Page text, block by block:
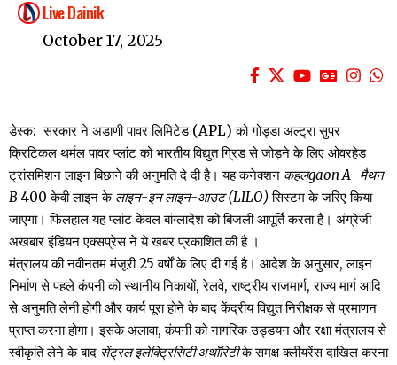
Live Dainik
October 17, 2025
डेस्क: सरकार ने अडाणी पावर लिमिटेड (APL) को गोड्डा अल्ट्रा सुपर
क्रिटिकल थर्मल पावर प्लांट को भारतीय विद्युत ग्रिड से जोड़ने के लिए ओवरहेड
ट्रांसमिशन लाइन बिछाने की अनुमति दे दी है। यह कनेक्शन कहलgaon A–मैथन
B 400 केवी लाइन के लाइन-इन लाइन-आउट (LILO)सिस्टम के जरिए किया
जाएगा। फिलहाल यह प्लांट केवल बांग्लादेश को बिजली आपूर्ति करता है। अंग्रेजी
अखबार इंडियन एक्सप्रेस ने ये खबर प्रकाशित की है ।
मंत्रालय की नवीनतम मंजूरी 25 वर्षों के लिए दी गई है। आदेश के अनुसार, लाइन
निर्माण से पहले कंपनी को स्थानीय निकायों, रेलवे, राष्ट्रीय राजमार्ग, राज्य मार्ग आदि
से अनुमति लेनी होगी और कार्य पूरा होने के बाद केंद्रीय विद्युत निरीक्षक से प्रमाणन
प्राप्त करना होगा। इसके अलावा, कंपनी को नागरिक उड्डयन और रक्षा मंत्रालय से
स्वीकृति लेने के बाद सेंट्रल इलेक्ट्रिसिटी अथॉरिटीके समक्ष क्लीयरेंस दाखिल करना